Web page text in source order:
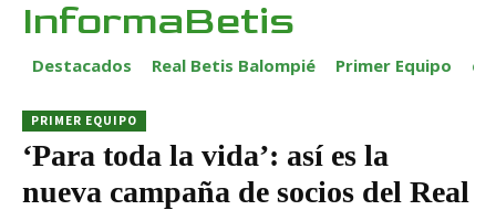
InformaBetis
Destacados Real Betis Balompié Primer Equipo
PRIMER EQUIPO
‘Para toda la vida’: así es la
nueva campaña de socios del Real